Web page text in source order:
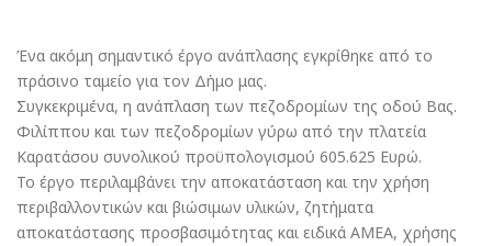
Ένα ακόμη σημαντικό έργο ανάπλασης εγκρίθηκε από το
πράσινο ταμείο για τον Δήμο μας.
Συγκεκριμένα, η ανάπλαση των πεζοδρομίων της οδού Βας.
Φιλίππου και των πεζοδρομίων γύρω από την πλατεία
Καρατάσου συνολικού προϋπολογισμού 605.625 Ευρώ.
Το έργο περιλαμβάνει την αποκατάσταση και την χρήση
περιβαλλοντικών και βιώσιμων υλικών, ζητήματα
αποκατάστασης προσβασιμότητας και ειδικά ΑΜΕΑ, χρήσης